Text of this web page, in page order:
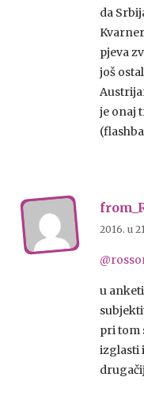
da
pjeva
još
je onaj
2016. u
u
pri tom
izglasti